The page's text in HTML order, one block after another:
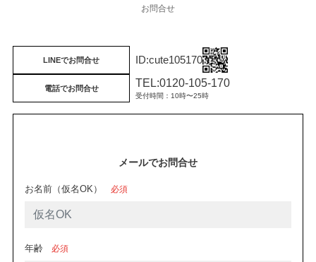
お問合せ
LINEでお問合せ cute105170
電話でお問合せ TEL:0120-105-170
受付時間：10時〜25時
メールでお問合せ
お名前（仮名OK） 必須
年齢 必須